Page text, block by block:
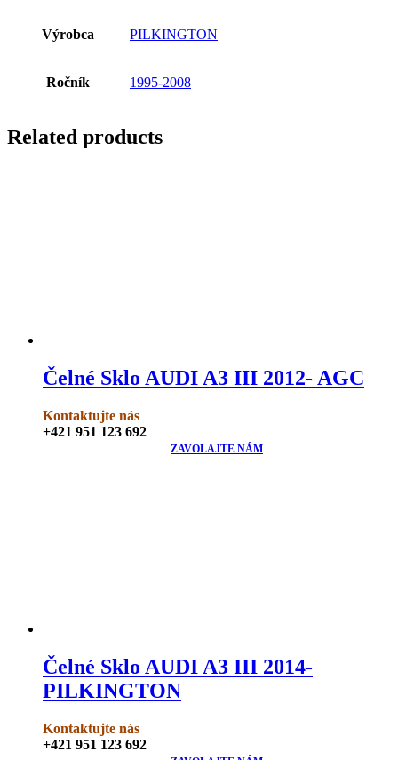
Výrobca PILKINGTON
Ročník 1995-2008
Related products
Čelné Sklo AUDI A3 III 2012- AGC
Kontaktujte nás
+421 951 123 692
ZAVOLAJTE NÁM
Čelné Sklo AUDI A3 III 2014-
PILKINGTON
Kontaktujte nás
+421 951 123 692